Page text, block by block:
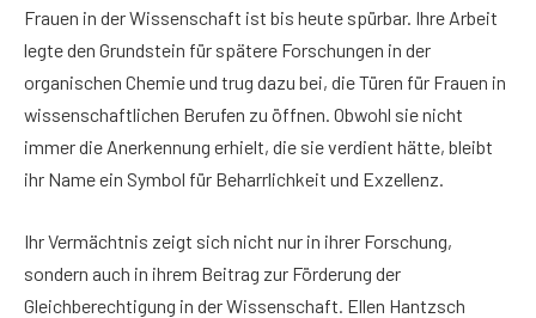
Frauen in der Wissenschaft ist bis heute spürbar. Ihre Arbeit
legte den Grundstein für spätere Forschungen in der
organischen Chemie und trug dazu bei, die Türen für Frauen in
wissenschaftlichen Berufen zu öffnen. Obwohl sie nicht
immer die Anerkennung erhielt, die sie verdient hätte, bleibt
ihr Name ein Symbol für Beharrlichkeit und Exzellenz.
Ihr Vermächtnis zeigt sich nicht nur in ihrer Forschung,
sondern auch in ihrem Beitrag zur Förderung der
Gleichberechtigung in der Wissenschaft. Ellen Hantzsch